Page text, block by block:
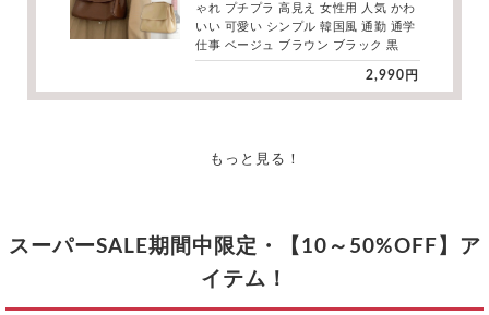
ゃれ プチプラ 高見え 女性用 人気 かわ
いい 可愛い シンプル 韓国風 通勤 通学
仕事 ベージュ ブラウン ブラック 黒
2,990円
もっと見る！
スーパーSALE期間中限定・【10～50%OFF】ア
イテム！